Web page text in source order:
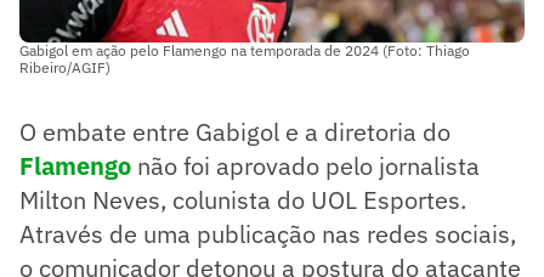
Gabigol em ação pelo Flamengo na temporada de 2024 (Foto: Thiago
Ribeiro/AGIF)
O embate entre Gabigol e a diretoria do
Flamengo não foi aprovado pelo jornalista
Milton Neves, colunista do UOL Esportes.
Através de uma publicação nas redes sociais,
o comunicador detonou a postura do atacante